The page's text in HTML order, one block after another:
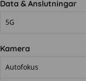
Data & Anslutningar
5G
Kamera
Autofokus